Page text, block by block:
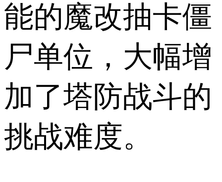
能的魔改抽卡僵
尸单位，大幅增
加了塔防战斗的
挑战难度。